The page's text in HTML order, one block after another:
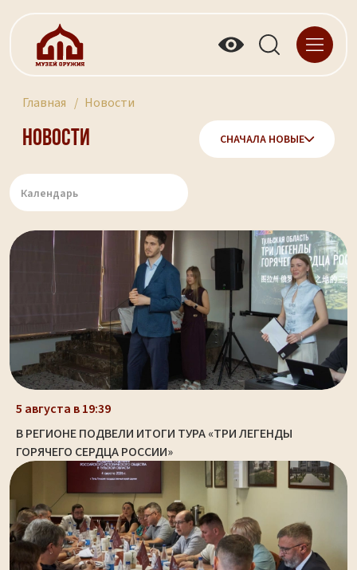
Главная Новости
Новости СНАЧАЛА НОВЫЕ
5 августа в 19:39
В РЕГИОНЕ ПОДВЕЛИ ИТОГИ ТУРА «ТРИ ЛЕГЕНДЫ
ГОРЯЧЕГО СЕРДЦА РОССИИ»